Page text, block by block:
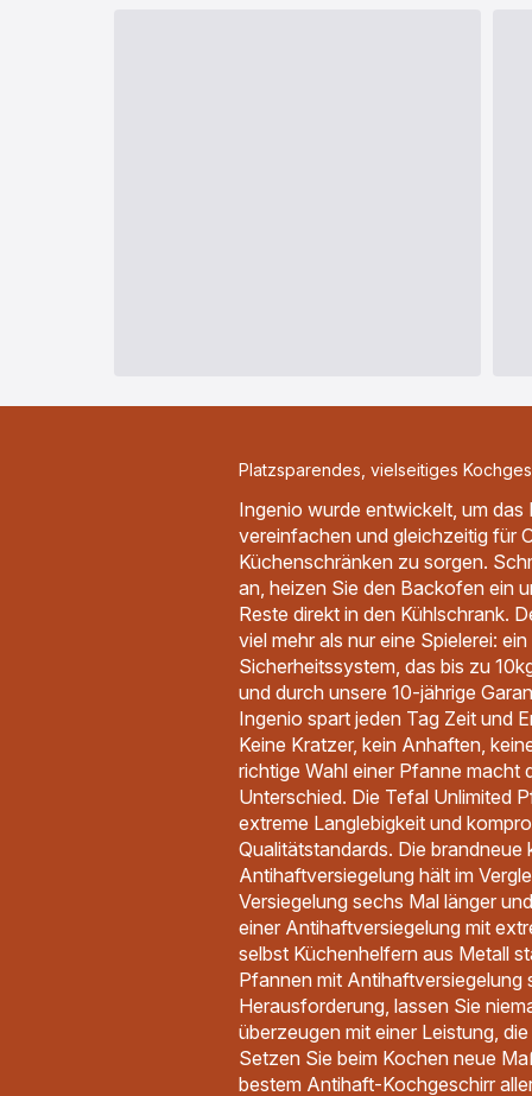
Platzsparendes, vielseitiges
Ingenio wurde entwickelt, um
vereinfachen und gleichzeitig für
Küchenschränken zu sorgen.
an, heizen Sie den Backofen ein
Reste direkt in den Kühlschrank.
viel mehr als nur eine Spielerei:
Sicherheitssystem, das bis zu
und durch unsere 10-jährige
Ingenio spart jeden Tag Zeit und
Keine Kratzer, kein Anhaften,
richtige Wahl einer Pfanne macht
Unterschied. Die Tefal Unlimited
extreme Langlebigkeit und
Qualitätstandards. Die
Antihaftversiegelung hält im
Versiegelung sechs Mal länger
einer Antihaftversiegelung mit
selbst Küchenhelfern aus Metall
Pfannen mit Antihaftversiegelung
Herausforderung, lassen Sie
überzeugen mit einer Leistung,
Setzen Sie beim Kochen neue
bestem Antihaft-Kochgeschirr